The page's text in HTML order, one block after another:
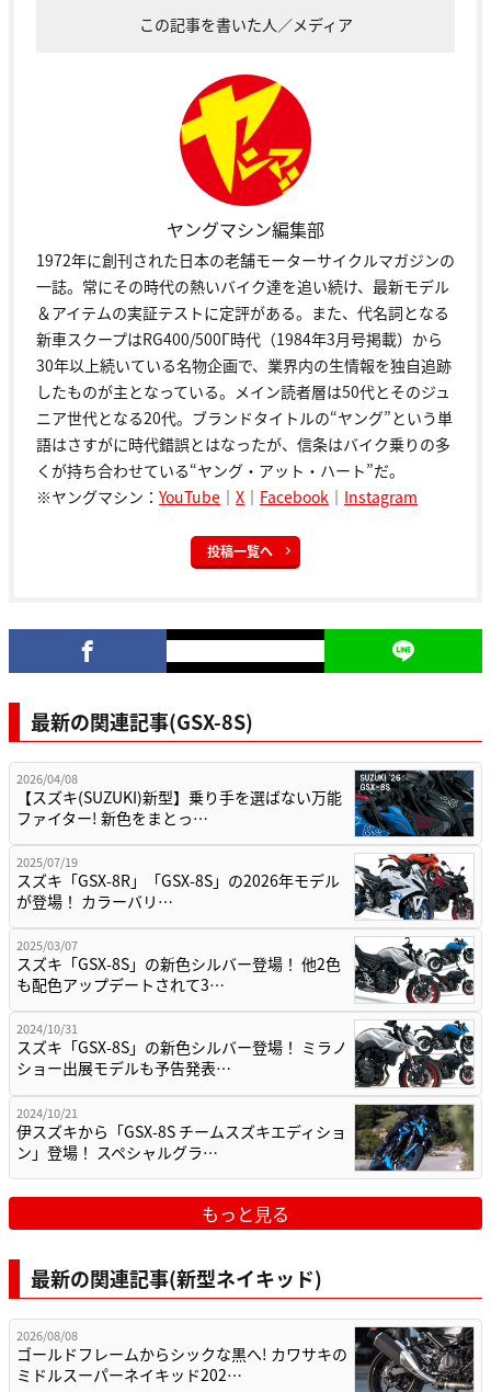
この記事を書いた人／メディア
ヤングマシン編集部
1972年に創刊された日本の老舗モーターサイクルマガジンの
一誌。常にその時代の熱いバイク達を追い続け、最新モデル
＆アイテムの実証テストに定評がある。また、代名詞となる
新車スクープはRG400/500Γ時代（1984年3月号掲載）から
30年以上続いている名物企画で、業界内の生情報を独自追跡
したものが主となっている。メイン読者層は50代とそのジュ
ニア世代となる20代。ブランドタイトルの“ヤング”という単
語はさすがに時代錯誤とはなったが、信条はバイク乗りの多
くが持ち合わせている“ヤング・アット・ハート”だ。
※ヤングマシン： YouTube ｜ X ｜ Facebook ｜ Instagram
投稿一覧へ
最新の関連記事(GSX-8S)
2026/04/08
【スズキ(SUZUKI)新型】乗り手を選ばない万能
ファイター! 新色をまとっ…
2025/07/19
スズキ「GSX-8R」「GSX-8S」の2026年モデル
が登場！ カラーバリ…
2025/03/07
スズキ「GSX-8S」の新色シルバー登場！ 他2色
も配色アップデートされて3…
2024/10/31
スズキ「GSX-8S」の新色シルバー登場！ ミラノ
ショー出展モデルも予告発表…
2024/10/21
伊スズキから「GSX-8S チームスズキエディショ
ン」登場！ スペシャルグラ…
もっと見る
最新の関連記事(新型ネイキッド)
2026/08/08
ゴールドフレームからシックな黒へ! カワサキの
ミドルスーパーネイキッド202…